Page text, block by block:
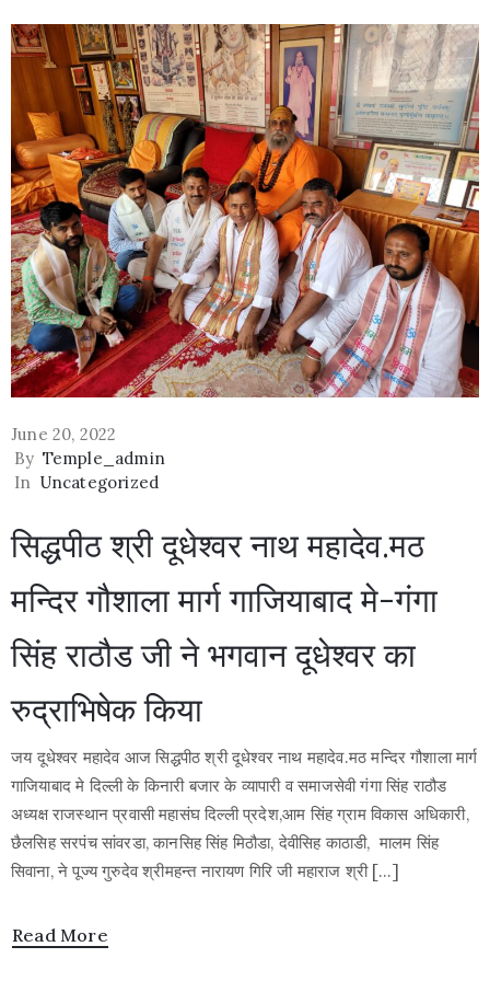
June 20, 2022
By Temple_admin
In Uncategorized
सिद्धपीठ श्री दूधेश्वर नाथ महादेव.मठ
मन्दिर गौशाला मार्ग गाजियाबाद मे-गंगा
सिंह राठौड जी ने भगवान दूधेश्वर का
रुद्राभिषेक किया
जय दूधेश्वर महादेव आज सिद्धपीठ श्री दूधेश्वर नाथ महादेव.मठ मन्दिर गौशाला मार्ग
गाजियाबाद मे दिल्ली के किनारी बजार के व्यापारी व समाजसेवी गंगा सिंह राठौड
अध्यक्ष राजस्थान प्रवासी महासंघ दिल्ली प्रदेश,आम सिंह ग्राम विकास अधिकारी,
छैलसिह सरपंच सांवरडा, कानसिह सिंह मिठौडा, देवीसिह काठाडी, मालम सिंह
सिवाना, ने पूज्य गुरुदेव श्रीमहन्त नारायण गिरि जी महाराज श्री […]
Read More